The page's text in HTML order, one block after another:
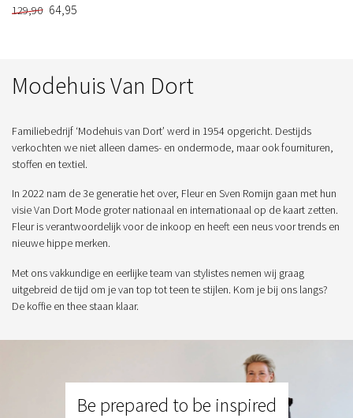
129,90 64,95
Modehuis Van Dort
Familiebedrijf ‘Modehuis van Dort’ werd in 1954 opgericht. Destijds
verkochten we niet alleen dames- en ondermode, maar ook fournituren,
stoffen en textiel.
In 2022 nam de 3e generatie het over, Fleur en Sven Romijn gaan met hun
visie Van Dort Mode groter nationaal en internationaal op de kaart zetten.
Fleur is verantwoordelijk voor de inkoop en heeft een neus voor trends en
nieuwe hippe merken.
Met ons vakkundige en eerlijke team van stylistes nemen wij graag
uitgebreid de tijd om je van top tot teen te stijlen. Kom je bij ons langs?
De koffie en thee staan klaar.
Be prepared to be inspired